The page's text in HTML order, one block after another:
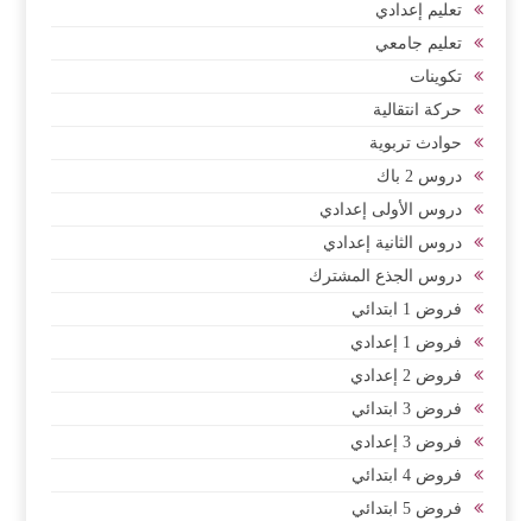
تعليم إعدادي
تعليم جامعي
تكوينات
حركة انتقالية
حوادث تربوية
دروس 2 باك
دروس الأولى إعدادي
دروس الثانية إعدادي
دروس الجذع المشترك
فروض 1 ابتدائي
فروض 1 إعدادي
فروض 2 إعدادي
فروض 3 ابتدائي
فروض 3 إعدادي
فروض 4 ابتدائي
فروض 5 ابتدائي